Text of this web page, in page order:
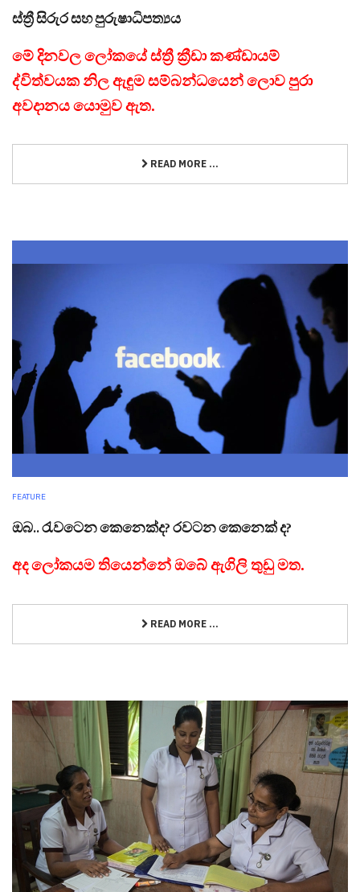
ස්ත්‍රී සිරුර සහ පුරුෂාධිපත්‍යය
මේ දිනවල ලෝකයේ ස්ත්‍රී ක්‍රීඩා කණ්ඩායම්
ද්විත්වයක නිල ඇඳුම සම්බන්ධයෙන් ලොව පුරා
අවදානය යොමුව ඇත.
READ MORE ...
FEATURE
ඔබ.. රැවටෙන කෙනෙක්ද? රවටන කෙනෙක් ද?
අද ලෝකයම තියෙන්නේ ඔබේ ඇගිලි තුඩු මත.
READ MORE ...